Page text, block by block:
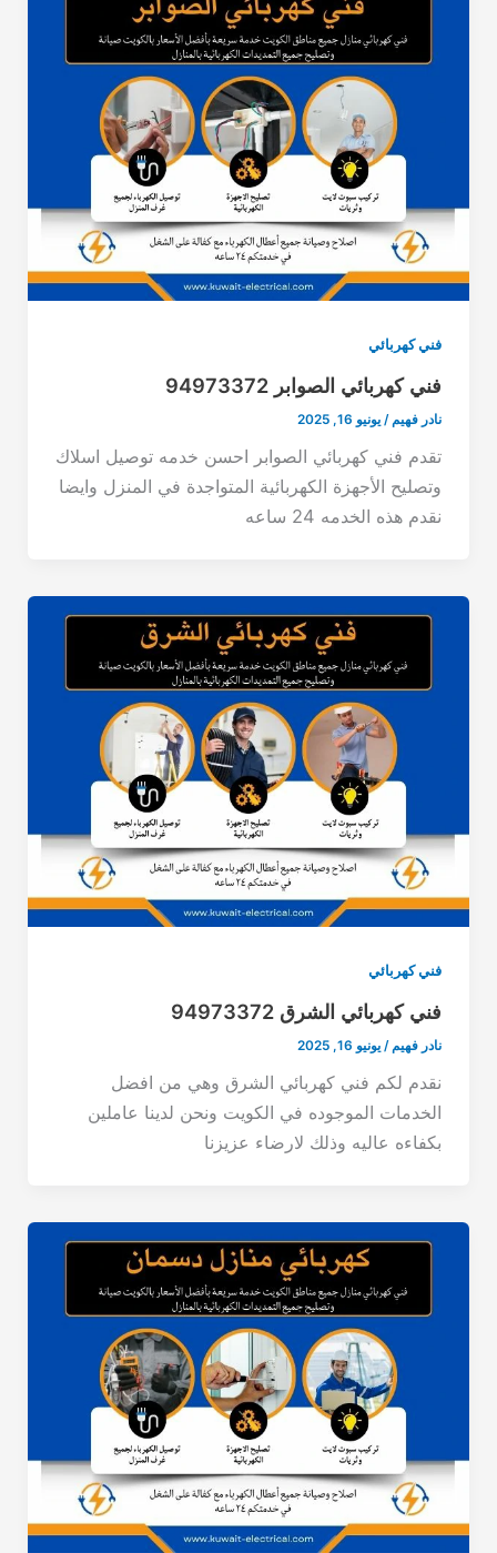
فني كهربائي
فني كهربائي الصوابر 94973372
نادر فهيم/ يونيو 16, 2025
تقدم فني كهربائي الصوابر احسن خدمه توصيل اسلاك
وتصليح الأجهزة الكهربائية المتواجدة في المنزل وايضا
نقدم هذه الخدمه 24 ساعه
فني كهربائي
فني كهربائي الشرق 94973372
نادر فهيم/ يونيو 16, 2025
نقدم لكم فني كهربائي الشرق وهي من افضل
الخدمات الموجوده في الكويت ونحن لدينا عاملين
بكفاءه عاليه وذلك لارضاء عزيزنا